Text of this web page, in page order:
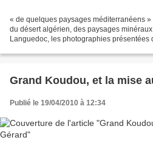
« de quelques paysages méditerranéens
du désert algérien, des paysages
Languedoc, les photographies présentées
Grand Koudou, et la mise
Publié le 19/04/2010 à 12:34